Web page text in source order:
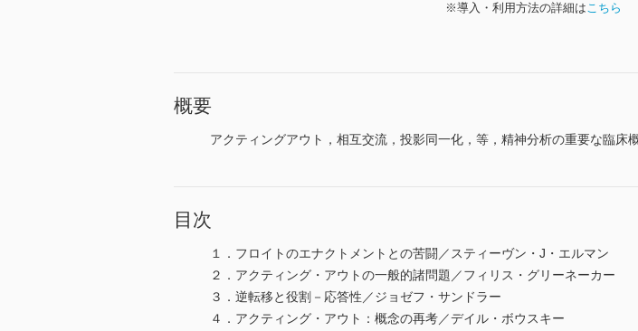
※導入・利用方法の詳細はこちら
概要
アクティングアウト，相互交流，投影同一化，等，精神分析の重要な臨床
目次
１．フロイトのエナクトメントとの苦闘／スティーヴン・J・エルマン
２．アクティング・アウトの一般的諸問題／フィリス・グリーネーカー
３．逆転移と役割－応答性／ジョゼフ・サンドラー
４．アクティング・アウト：概念の再考／デイル・ボウスキー